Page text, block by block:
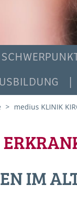
medius KLINIK
IM